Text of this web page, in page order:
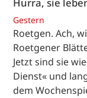
Gestern
Roetgen. Ach,
Roetgener
Jetzt sind sie
Dienst« und
dem